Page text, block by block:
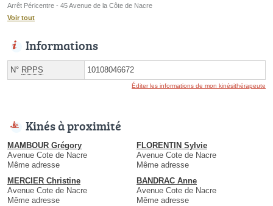
Arrêt Péricentre - 45 Avenue de la Côte de Nacre
Voir tout
Informations
N° RPPS 10108046672
Éditer les informations de mon kinésithérapeute
Kinés à proximité
MAMBOUR Grégory
Avenue Cote de Nacre
Même adresse
FLORENTIN Sylvie
Avenue Cote de Nacre
Même adresse
MERCIER Christine
Avenue Cote de Nacre
Même adresse
BANDRAC Anne
Avenue Cote de Nacre
Même adresse